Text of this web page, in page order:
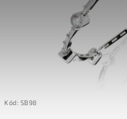
Kód: SB98